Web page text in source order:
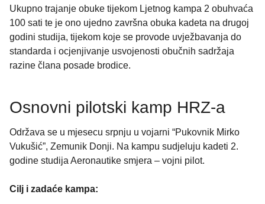
Ukupno trajanje obuke tijekom Ljetnog kampa 2 obuhvaća
100 sati te je ono ujedno završna obuka kadeta na drugoj
godini studija, tijekom koje se provode uvježbavanja do
standarda i ocjenjivanje usvojenosti obučnih sadržaja
razine člana posade brodice.
Osnovni pilotski kamp HRZ-a
Održava se u mjesecu srpnju u vojarni “Pukovnik Mirko
Vukušić”, Zemunik Donji. Na kampu sudjeluju kadeti 2.
godine studija Aeronautike smjera – vojni pilot.
Cilj i zadaće kampa: